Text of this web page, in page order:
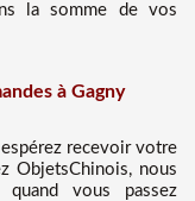
la somme de vos
à Gagny
recevoir votre
ObjetsChinois, nous
vous passez